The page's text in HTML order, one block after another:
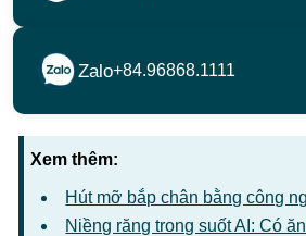
Zalo+84.96868.1111
Xem thêm:
Hút mỡ bắp chân bằng công
Niềng răng trong suốt AI: Có